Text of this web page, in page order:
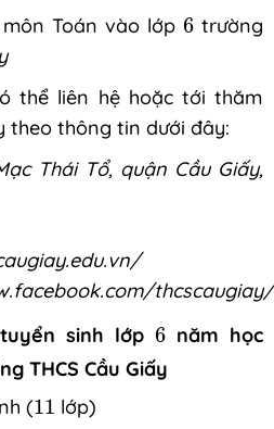
Toán vào lớp 6
6trường
thể liên hệ hoặc tới thăm
theo thông tin dưới đây:
Thái Tổ, quận Cầu Giấy,
thcscaugiay/
sinh lớp 6
6năm học
THCS Cầu Giấy
(11
11 lớp)